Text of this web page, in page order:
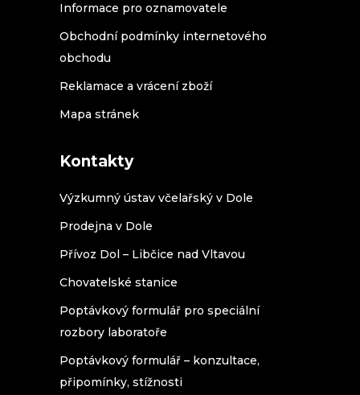
Informace pro oznamovatele
Obchodní podmínky internetového
obchodu
Reklamace a vrácení zboží
Mapa stránek
Kontakty
Výzkumný ústav včelařský v Dole
Prodejna v Dole
Přívoz Dol – Libčice nad Vltavou
Chovatelské stanice
Poptávkový formulář pro speciální
rozbory laboratoře
Poptávkový formulář – konzultace,
připomínky, stížnosti